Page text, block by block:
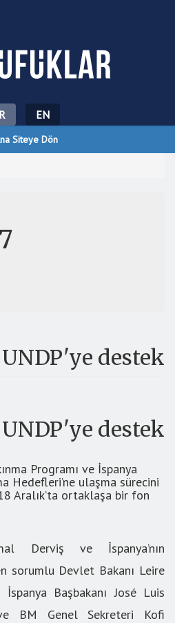
EN
Siteye Dön
destek
destek
Programı ve İspanya
Hedefleri’ne ulaşma sürecini
Aralık’ta ortaklaşa bir fon
Derviş ve İspanya’nın
sorumlu Devlet Bakanı Leire
Başbakanı José Luis
BM Genel Sekreteri Kofi